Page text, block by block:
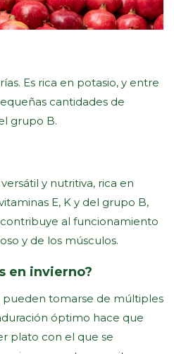
Es rica en potasio, y entre
cantidades de
grupo B.
y nutritiva, rica en
E, K y del grupo B,
al funcionamiento
y de los músculos.
en invierno?
pueden tomarse de múltiples
óptimo hace que
plato con el que se